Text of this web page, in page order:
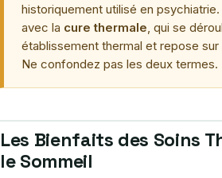
historiquement utilisé en psychiatrie.
avec la cure thermale , qui se
établissement thermal et repose
Ne confondez pas les deux termes.
Les Bienfaits des Soins
le Sommeil